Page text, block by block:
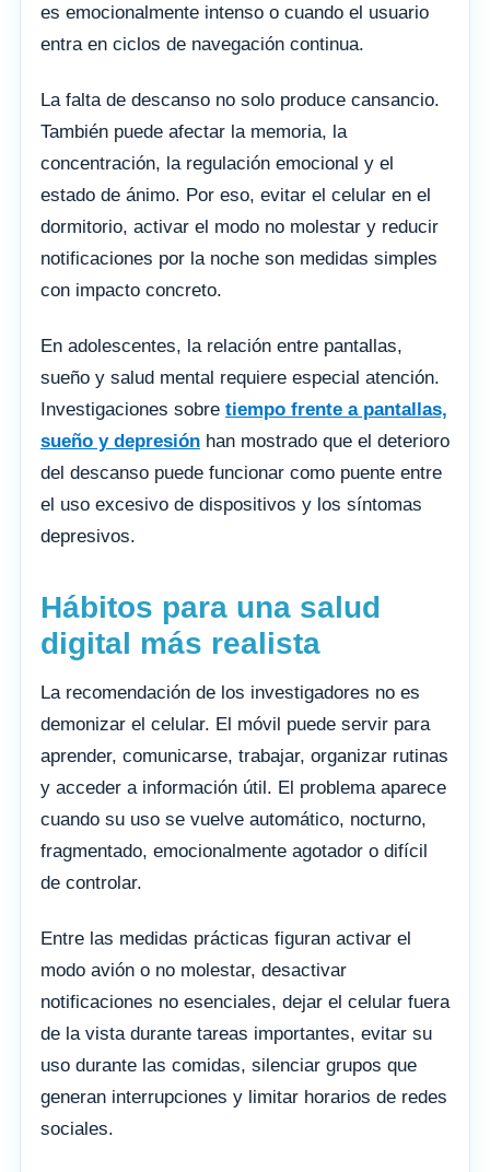
es emocionalmente intenso o cuando el usuario
entra en ciclos de navegación continua.
La falta de descanso no solo produce cansancio.
También puede afectar la memoria, la
concentración, la regulación emocional y el
estado de ánimo. Por eso, evitar el celular en el
dormitorio, activar el modo no molestar y reducir
notificaciones por la noche son medidas simples
con impacto concreto.
En adolescentes, la relación entre pantallas,
sueño y salud mental requiere especial atención.
Investigaciones sobre tiempo frente a pantallas,
sueño y depresión han mostrado que el deterioro
del descanso puede funcionar como puente entre
el uso excesivo de dispositivos y los síntomas
depresivos.
Hábitos para una salud
digital más realista
La recomendación de los investigadores no es
demonizar el celular. El móvil puede servir para
aprender, comunicarse, trabajar, organizar rutinas
y acceder a información útil. El problema aparece
cuando su uso se vuelve automático, nocturno,
fragmentado, emocionalmente agotador o difícil
de controlar.
Entre las medidas prácticas figuran activar el
modo avión o no molestar, desactivar
notificaciones no esenciales, dejar el celular fuera
de la vista durante tareas importantes, evitar su
uso durante las comidas, silenciar grupos que
generan interrupciones y limitar horarios de redes
sociales.